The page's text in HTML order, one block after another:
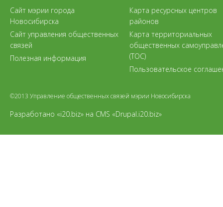
Сайт мэрии города
Новосибирска
Сайт управления общественных
связей
Полезная информация
Карта ресурсных центров
районов
Карта территориальных
общественных
(ТОС)
Пользовательское
©2013 Управление общественных связей мэрии Новосибирска
Разработано «i20.biz» на CMS «Drupal.i20.biz»